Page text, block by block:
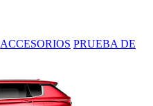
ACCESORIOS PRUEBA DE